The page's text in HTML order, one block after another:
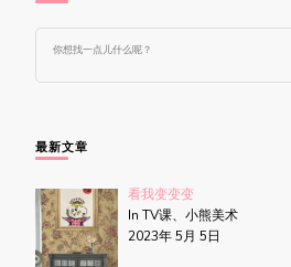
么
吗?
最新文章
看我变变变
In TV课、小熊美术
2023年 5月 5日